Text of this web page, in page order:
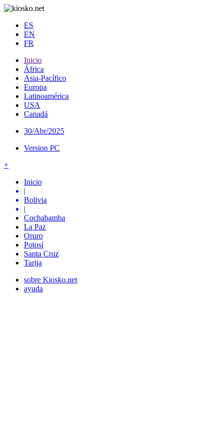
ES
EN
FR
Inicio
África
Asia-Pacífico
Europa
Latinoamérica
USA
Canadá
30/Abr/2025
Version PC
+
Inicio
|
Bolivia
|
Cochabamba
La Paz
Oruro
Potosí
Santa Cruz
Tarija
sobre Kiosko.net
ayuda